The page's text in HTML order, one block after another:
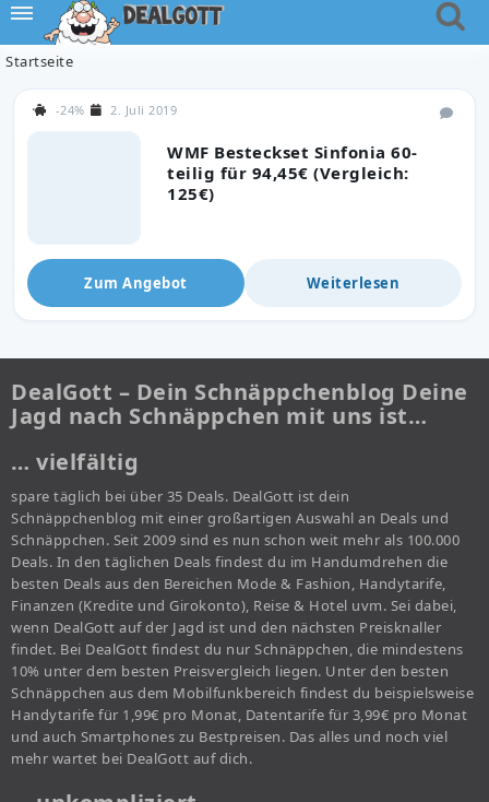
Startseite
WMF Besteckset Sinfonia 60-
teilig für 94,45€ (Vergleich:
125€)
-24% 2. Juli 2019
Zum Angebot Weiterlesen
DealGott – Dein Schnäppchenblog Deine
Jagd nach Schnäppchen mit uns ist…
… vielfältig
spare täglich bei über 35 Deals. DealGott ist dein
Schnäppchenblog mit einer großartigen Auswahl an Deals und
Schnäppchen. Seit 2009 sind es nun schon weit mehr als 100.000
Deals. In den täglichen Deals findest du im Handumdrehen die
besten Deals aus den Bereichen Mode & Fashion, Handytarife,
Finanzen (Kredite und Girokonto), Reise & Hotel uvm. Sei dabei,
wenn DealGott auf der Jagd ist und den nächsten Preisknaller
findet. Bei DealGott findest du nur Schnäppchen, die mindestens
10% unter dem besten Preisvergleich liegen. Unter den besten
Schnäppchen aus dem Mobilfunkbereich findest du beispielsweise
Handytarife für 1,99€ pro Monat, Datentarife für 3,99€ pro Monat
und auch Smartphones zu Bestpreisen. Das alles und noch viel
mehr wartet bei DealGott auf dich.